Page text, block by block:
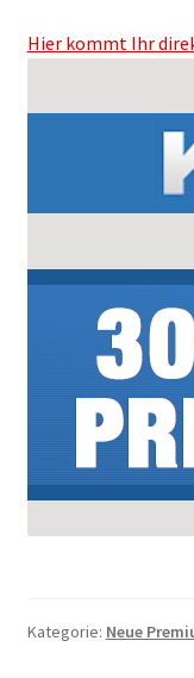
Filesmonster
Ex-Load
FAQ – Häufige Fragen
Impressum
Kontakt
Hier kommt Ihr
Kategorie: Neue